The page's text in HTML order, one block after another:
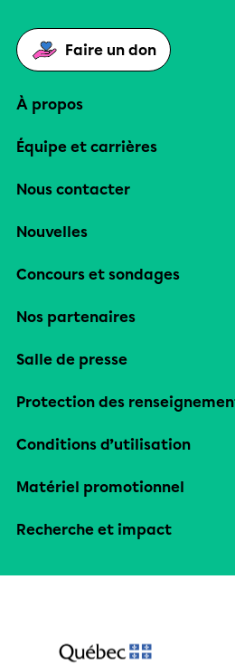
Faire un don
À propos
Équipe et carrières
Nous contacter
Nouvelles
Concours et sondages
Nos partenaires
Salle de presse
Protection des
Conditions d’utilisation
Matériel promotionnel
Recherche et impact